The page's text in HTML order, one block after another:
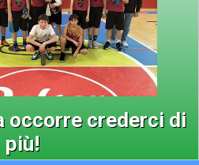
occorre crederci di
più!